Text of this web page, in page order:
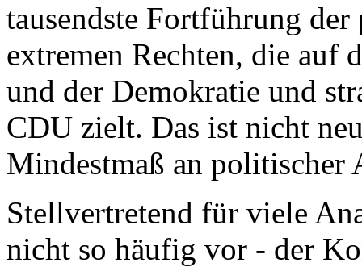
tausendste Fortführung
extremen Rechten, die auf
und der Demokratie und
CDU zielt. Das ist nicht
Mindestmaß an politischer
Stellvertretend für viele
nicht so häufig vor - der